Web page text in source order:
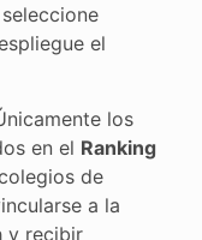
el
los
en el Ranking
de
a la
y recibir